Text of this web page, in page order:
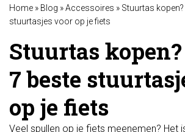
Home » Blog »Accessoires » Stuurtas
stuurtasjes voor op je fiets
Stuurtas kopen?
7 beste
op je fiets
Veel spullen op je fiets meenemen? Het